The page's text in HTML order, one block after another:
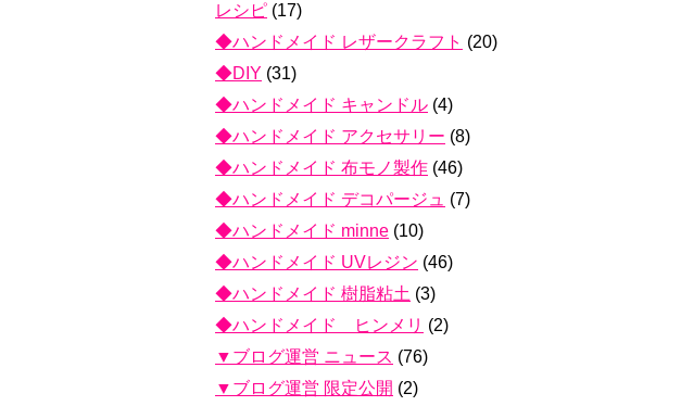
レシピ (17)
◆ハンドメイド レザークラフト (20)
◆DIY (31)
◆ハンドメイド キャンドル (4)
◆ハンドメイド アクセサリー (8)
◆ハンドメイド 布モノ製作 (46)
◆ハンドメイド デコパージュ (7)
◆ハンドメイド minne (10)
◆ハンドメイド UVレジン (46)
◆ハンドメイド 樹脂粘土 (3)
◆ハンドメイド ヒンメリ (2)
▼ブログ運営 ニュース (76)
▼ブログ運営 限定公開 (2)